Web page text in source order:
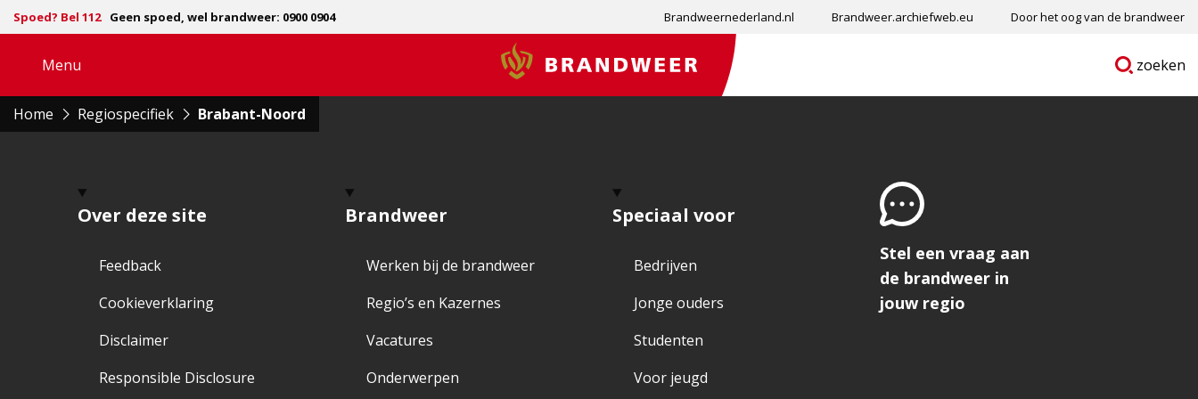
Spoed? Bel 112 Geen spoed, wel brandweer: 0900 0904 Brandweernederland.nl Brandweer.archiefweb.eu Door het oog van de brandweer
Menu
navigatie
Brandweer
Ga
zoeken
Home Regiospecifiek Brabant-Noord
Over deze site
Feedback
Cookieverklaring
Disclaimer
Responsible Disclosure
Brandweer
Werken bij de brandweer
Regio’s en Kazernes
Vacatures
Onderwerpen
Speciaal voor
Bedrijven
Jonge ouders
Studenten
Voor jeugd
Stel een vraag aan
de brandweer in
jouw regio